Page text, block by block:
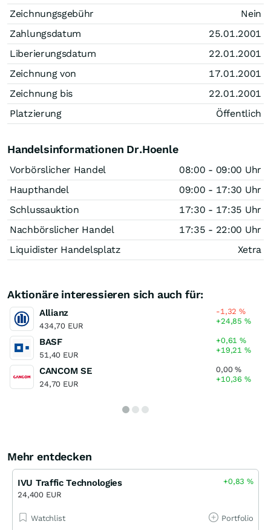
Zeichnungsgebühr
Nein
Zahlungsdatum
25.01.2001
Liberierungsdatum
22.01.2001
Zeichnung von
17.01.2001
Zeichnung bis
22.01.2001
Platzierung
Öffentlich
Handelsinformationen Dr.Hoenle
Vorbörslicher Handel
08:00 - 09:00 Uhr
Haupthandel
09:00 - 17:30 Uhr
Schlussauktion
17:30 - 17:35 Uhr
Nachbörslicher Handel
17:35 - 22:00 Uhr
Liquidister Handelsplatz
Xetra
Aktionäre interessieren sich auch für:
Allianz
434,70 EUR
-1,32%
+24,85%
BASF
51,40 EUR
+0,61%
+19,21%
CANCOM SE
24,70 EUR
0,00%
+10,36%
Mehr entdecken
IVU Traffic Technologies
24,400 EUR
+0,83%
Watchlist Portfolio